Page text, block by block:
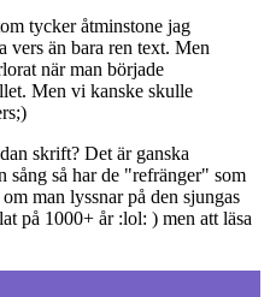
tycker åtminstone jag
vers än bara ren text. Men
när man började
Men vi kanske skulle
skrift? Det är ganska
sång så har de "refränger" som
man lyssnar på den sjungas
på 1000+ år :lol: ) men att läsa